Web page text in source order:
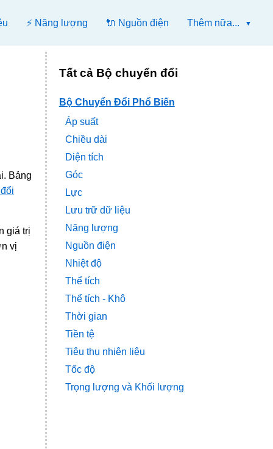
⚡ Năng lượng 🔌 Nguồn điện Thêm nữa...
Bảng
giá trị
vị
Tất cả Bộ chuyển đổi
Bộ Chuyển Đổi Phổ Biến
Áp suất
Chiều dài
Diện tích
Góc
Lực
Lưu trữ dữ liệu
Năng lượng
Nguồn điện
Nhiệt độ
Thể tích
Thể tích - Khô
Thời gian
Tiền tệ
Tiêu thụ nhiên liệu
Tốc độ
Trọng lượng và Khối lượng